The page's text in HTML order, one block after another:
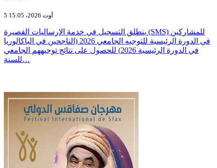
5 أوت 2026، 15:05
ينطلق التسجيل في خدمة الارساليات القصيرة (SMS) للمشاركين
في الدورة الرئيسية للتوجيه الجامعي 2026 (الناجحين في الباكالوريا
في الدورة الرئيسية 2026) للحصول على نتائج توجيههم الجامعي
للسنة…